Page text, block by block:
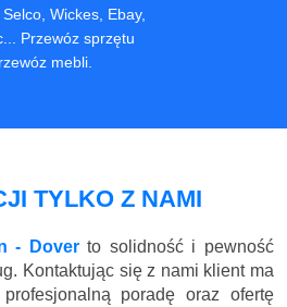
Wickes, Ebay,
Przewóz sprzętu
mebli.
TYLKO Z NAMI
- Doverto solidność i pewność
Kontaktując się z nami klient ma
poradę oraz ofertę